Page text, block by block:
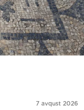
7 avqust 2026